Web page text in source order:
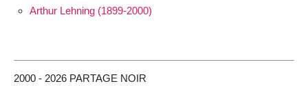
Arthur Lehning (1899-2000)
2000 - 2026 PARTAGE NOIR